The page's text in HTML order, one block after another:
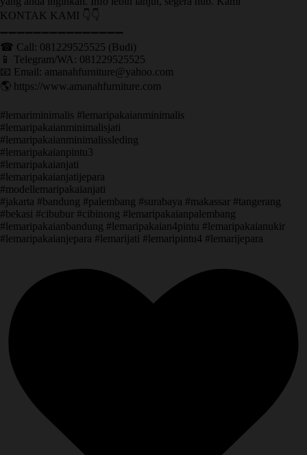
KONTAK KAMI 👇👇
➖➖➖➖➖➖➖➖➖➖➖➖➖➖➖ ㅤ
☎ Call: 081229525525 (Budi)
📱 Telegram/WA: 081229525525
📧 Email: amanahfurniture@yahoo.com
🌎 https://www.amanahfurniture.com
#lemariminimalis #lemaripakaianminimalis
#lemaripakaianminimalisjati
#lemaripakaianminimalissleding
#lemaripakaianpintu3
#lemaripakaianjati
#lemaripakaianjatijepara
#modellemaripakaianjati
#jakarta #bandung #palembang #surabaya #makassar #tangerang
#bekasi #cibubur #cibinong #lemaripakaianpalembang
#lemaripakaianbandung #lemaripakaian4pintu #lemaripakaianukir
#lemaripakaianjepara #lemarijati #lemaripintu4 #lemarijepara